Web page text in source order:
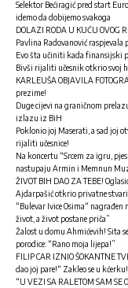
Selektor Bećiragić pred start
idemo da dobijemo svakoga
DOLAZI RODA U KUĆU OVOG
Pavlina Radovanović raspjevala
Evo šta učiniti kada finansijski
Bivši rijaliti učesnik otkrio svoj
KARLEUŠA OBJAVILA
prezime!
Duge cijevi na graničnom
izlazu iz BiH
Poklonio joj Maserati, a sad joj
rijaliti učesnice!
Na koncertu “Srcem za igru,
nastupaju Armin i Memnun
ŽIVOT BIH DAO ZA TEBE!
Ajdarpašić otkrio privatne
“Bulevar Ivice Osima“
život, a život postane priča”
Žalost u domu Ahmićevih! Sita
porodice: “Rano moja lijepa!”
FILIP CAR IZNIO ŠOKANTNE
dao joj pare!“ Zakleo se u kćerku!
“U VEZI SA RALETOM SAM SE